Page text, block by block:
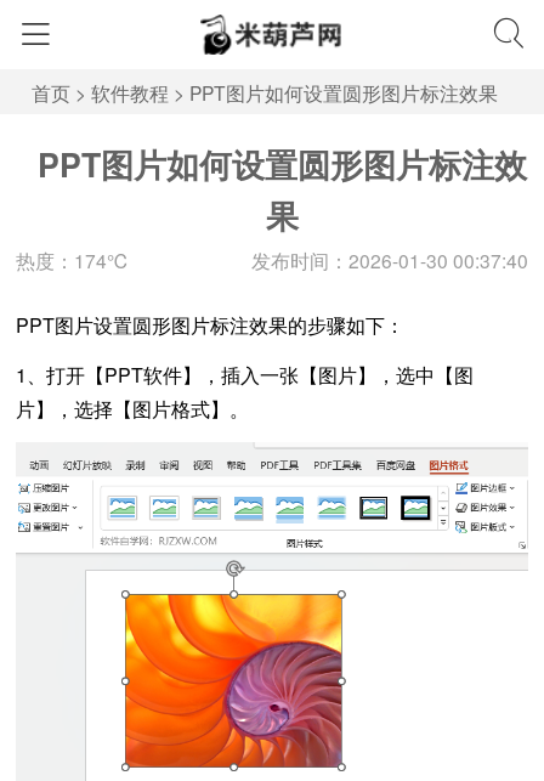
首页 > 软件教程 > PPT图片如何设置圆形图片标注效果
PPT图片如何设置圆形图片标注效
果
热度：174℃ 发布时间：2026-01-30 00:37:40
PPT图片设置圆形图片标注效果的步骤如下：
1、打开【PPT软件】，插入一张【图片】，选中【图
片】，选择【图片格式】。